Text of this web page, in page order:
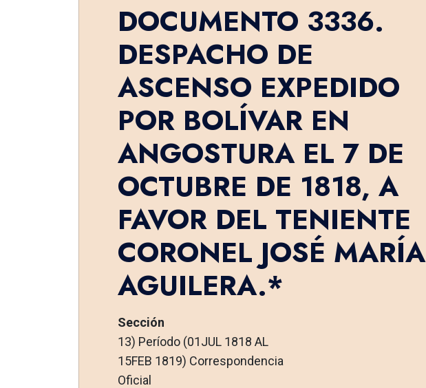
DOCUMENTO 3336.
DESPACHO DE
ASCENSO EXPEDIDO
POR BOLÍVAR EN
ANGOSTURA EL 7 DE
OCTUBRE DE 1818, A
FAVOR DEL TENIENTE
CORONEL JOSÉ MARÍA
AGUILERA.*
Sección
13) Período (01JUL 1818 AL
15FEB 1819) Correspondencia
Oficial